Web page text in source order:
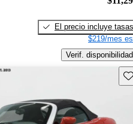
El precio incluye tasas
$219/mes
Verif. disponibilidad